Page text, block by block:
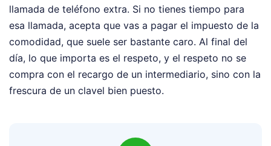
llamada de teléfono extra. Si no tienes tiempo para
esa llamada, acepta que vas a pagar el impuesto de la
comodidad, que suele ser bastante caro. Al final del
día, lo que importa es el respeto, y el respeto no se
compra con el recargo de un intermediario, sino con la
frescura de un clavel bien puesto.